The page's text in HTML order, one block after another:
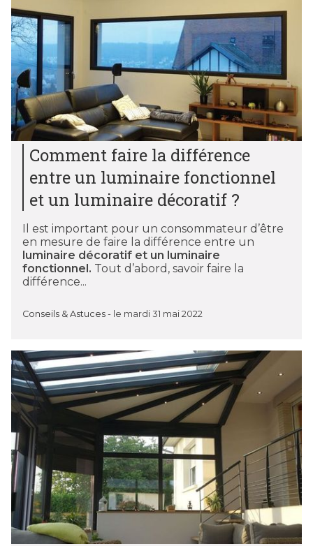
Comment faire la différence
entre un luminaire fonctionnel
et un luminaire décoratif ?
Il est important pour un consommateur d’être
en mesure de faire la différence entre un
luminaire décoratif et un luminaire
fonctionnel. Tout d’abord, savoir faire la
différence...
Conseils & Astuces - le mardi 31 mai 2022